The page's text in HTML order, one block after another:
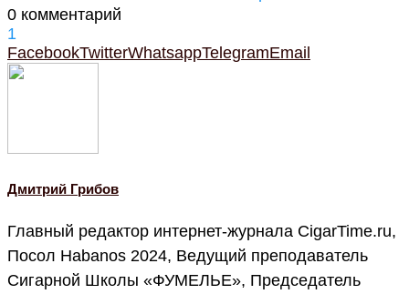
0 комментарий
1
FacebookTwitterWhatsappTelegramEmail
Дмитрий Грибов
Главный редактор интернет-журнала CigarTime.ru,
Посол Habanos 2024, Ведущий преподаватель
Сигарной Школы «ФУМЕЛЬЕ», Председатель